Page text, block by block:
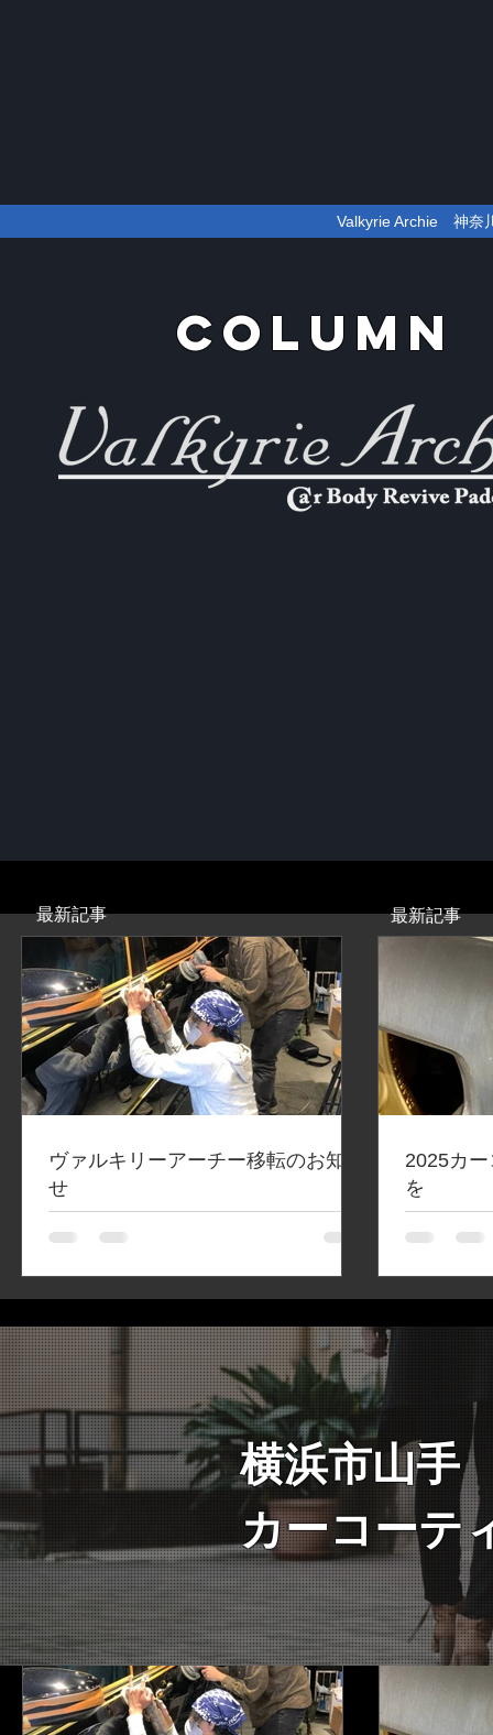
Valkyrie Archie 神奈
​ COLUMN
ヴァルキリーアーチー移転のお知ら
せ
2025カ
を
最新記事 最新記事
横浜市山手
カーコーテ